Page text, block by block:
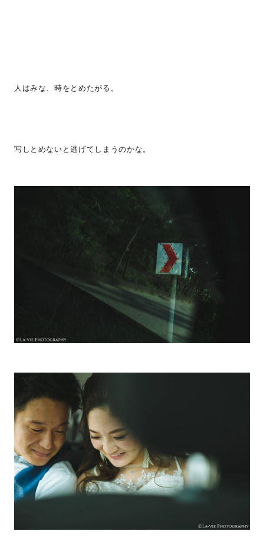
人はみな、時をとめたがる。
写しとめないと逃げてしまうのかな。